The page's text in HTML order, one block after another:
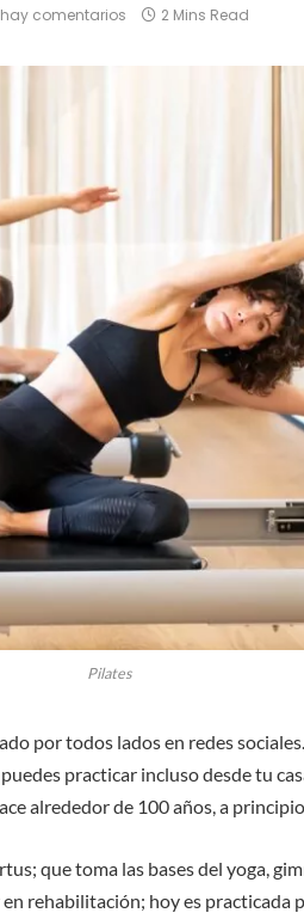
hay comentarios 2 Mins Read
Pilates
por todos lados en redes
practicar incluso desde tu
alrededor de 100 años, a
que toma las bases del yoga,
rehabilitación; hoy es practicada